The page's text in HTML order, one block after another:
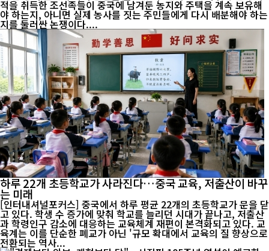
적을 취득한 조선족들이 중국에 남겨둔 농지와 주택을 계속 보유해
야 하는지, 아니면 실제 농사를 짓는 주민들에게 다시 배분해야 하는
지를 둘러싼 논쟁이다....
하루 22개 초등학교가 사라진다…중국 교육, 저출산이 바꾸
는 미래
[인터내셔널포커스] 중국에서 하루 평균 22개의 초등학교가 문을 닫
고 있다. 학생 수 증가에 맞춰 학교를 늘리던 시대가 끝나고, 저출산
과 학령인구 감소에 대응하는 교육체계 재편이 본격화되고 있다. 교
육계는 이를 단순한 폐교가 아닌 '규모 확대에서 교육의 질 향상으로
전환되는 역사...